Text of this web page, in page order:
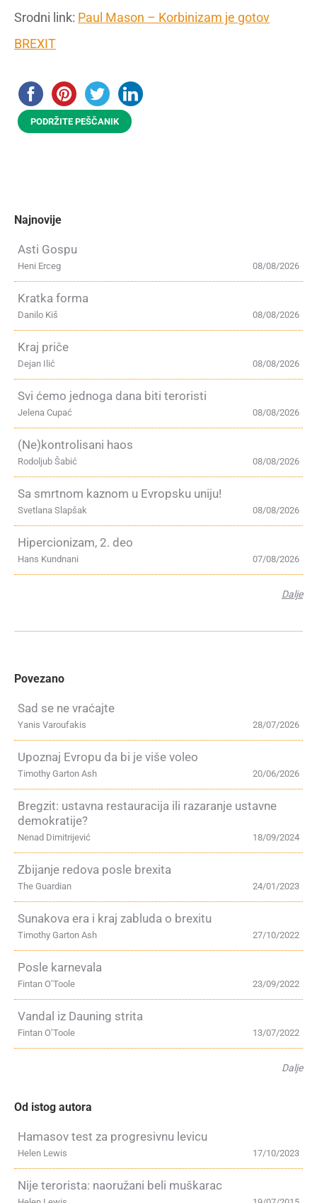
Srodni link: Paul Mason – Korbinizam je gotov
BREXIT
PODRŽITE PEŠČANIK
Najnovije
Asti Gospu
08/08/2026
Heni Erceg
Kratka forma
08/08/2026
Danilo Kiš
Kraj priče
08/08/2026
Dejan Ilić
Svi ćemo jednoga dana biti teroristi
08/08/2026
Jelena Cupać
(Ne)kontrolisani haos
08/08/2026
Rodoljub Šabić
Sa smrtnom kaznom u Evropsku uniju!
08/08/2026
Svetlana Slapšak
Hipercionizam, 2. deo
07/08/2026
Hans Kundnani
Dalje
Povezano
Sad se ne vraćajte
28/07/2026
Yanis Varoufakis
Upoznaj Evropu da bi je više voleo
20/06/2026
Timothy Garton Ash
Bregzit: ustavna restauracija ili razaranje ustavne
demokratije?
18/09/2024
Nenad Dimitrijević
Zbijanje redova posle brexita
24/01/2023
The Guardian
Sunakova era i kraj zabluda o brexitu
27/10/2022
Timothy Garton Ash
Posle karnevala
23/09/2022
Fintan O’Toole
Vandal iz Dauning strita
13/07/2022
Fintan O’Toole
Dalje
Od istog autora
Hamasov test za progresivnu levicu
17/10/2023
Helen Lewis
Nije terorista: naoružani beli muškarac